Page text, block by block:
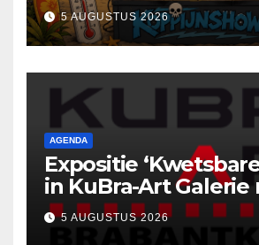
5 AUGUSTUS 2026
AGENDA
Expositie
in KuBra-Art
uit tot ontmoeting
reflectie
5 AUGUSTUS 2026